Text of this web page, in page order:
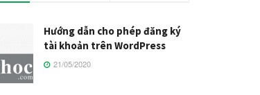
Hướng dẫn cho phép đăng ký
tài khoản trên WordPress
21/05/2020